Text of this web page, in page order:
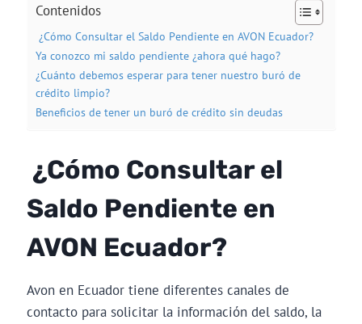
Contenidos
¿Cómo Consultar el Saldo Pendiente en AVON Ecuador?
Ya conozco mi saldo pendiente ¿ahora qué hago?
¿Cuánto debemos esperar para tener nuestro buró de
crédito limpio?
Beneficios de tener un buró de crédito sin deudas
¿Cómo Consultar el
Saldo Pendiente en
AVON Ecuador?
Avon en Ecuador tiene diferentes canales de
contacto para solicitar la información del saldo, la